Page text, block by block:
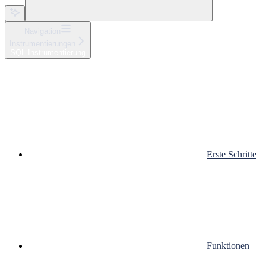
Erste Schritte
Funktionen